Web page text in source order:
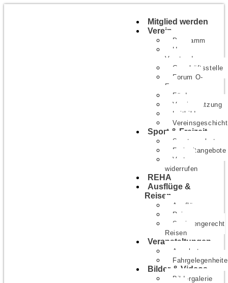
Mitglied werden
Verein
Programm
Unser
Vorstand
Geschäftsstelle
Forum O-
E
Förderer
Vereinssatzung
Leitbild
Sport & Freizeit
Sportangebote
Freizeitangebote
Vertrag
widerrufen
REHA
Ausflüge &
Reisen
Ausflüge
Reisen
Seniorengerecht
Reisen
Veranstaltungen
Angebote
Bilder & Videos
Bildergalerie